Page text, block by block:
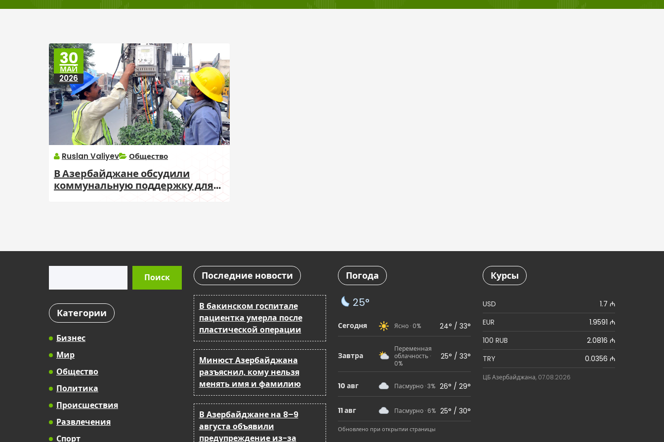
30
МАЙ
2026
Ruslan Valiyev Общество
В Азербайджане обсудили
коммунальную поддержку для
Поиск
Категории
Бизнес
Мир
Общество
Политика
Происшествия
Развлечения
Спорт
Последние новости
В бакинском госпитале
пациентка умерла после
пластической операции
Минюст Азербайджана
разъяснил, кому нельзя
менять имя и фамилию
В Азербайджане на 8–9
августа объявили
предупреждение из-за
Погода
25°
Сегодня Ясно · 0% 24° / 33°
Завтра
Переменная
облачность ·
0%
25° / 33°
10 авг Пасмурно · 3% 26° / 29°
11 авг Пасмурно · 6% 25° / 30°
Обновлено при открытии страницы
Курсы
USD
1.7 ₼
EUR
1.9591 ₼
100 RUB
2.0816 ₼
TRY
0.0356 ₼
ЦБ Азербайджана, 07.08.2026